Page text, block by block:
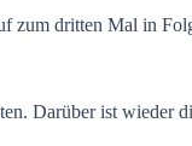
dritten Mal in
Darüber ist